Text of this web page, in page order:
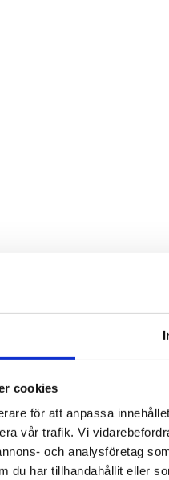
cookies
för att anpassa
vår trafik. Vi
och analysföretag
du har tillhandahållit eller